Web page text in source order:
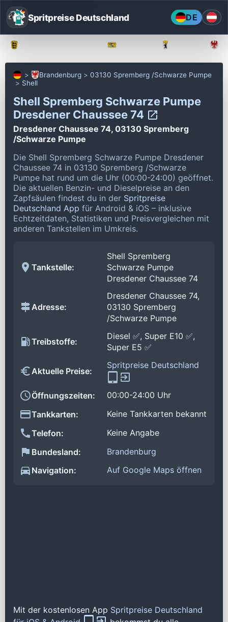
Spritpreise Deutschland DE
Brandenburg
03130 Spremberg /Schwarze Pumpe
Shell
Shell Spremberg Schwarze Pumpe
Dresdener Chaussee 74
Dresdener Chaussee 74, 03130 Spremberg
/Schwarze Pumpe
Die Shell Spremberg Schwarze Pumpe Dresdener
Chaussee 74 in 03130 Spremberg /Schwarze
Pumpe hat rund um die Uhr (00:00-24:00) geöffnet.
Die aktuellen Benzin- und Dieselpreise an den
Zapfsäulen findest du in der Spritpreise
Deutschland App für Android & iOS – inklusive
Echtzeitdaten, Statistiken und Preisvergleichen mit
anderen Tankstellen im Umkreis.
Tankstelle:
Shell Spremberg
Schwarze Pumpe
Dresdener Chaussee 74
Adresse:
Dresdener Chaussee 74,
03130 Spremberg
/Schwarze Pumpe
Treibstoffe:
Diesel ✅, Super E10 ✅,
Super E5 ✅
Aktuelle Preise:
Spritpreise Deutschland
Öffnungszeiten:
00:00-24:00 Uhr
Tankkarten:
Keine Tankkarten bekannt
Telefon:
Keine Angabe
Bundesland:
Brandenburg
Navigation:
Auf Google Maps öffnen
Mit der kostenlosen App Spritpreise Deutschland